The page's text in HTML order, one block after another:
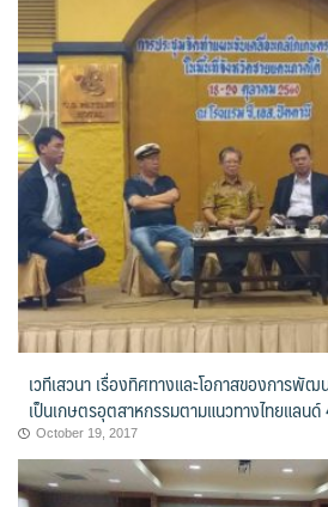
เวทีเสวนา เรื่องทิศทางและโอกาสของการพั
เป็นเกษตรอุตสาหกรรมตามแนวทางไทยแลน
October 19, 2017